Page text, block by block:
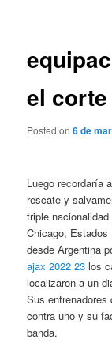
el
Posted on6 de
Luego recordaría
rescate y
triple
Chicago, Estados
desde Argentina
ajax 2022 23 los
localizaron a un
Sus
contra uno y su
banda.